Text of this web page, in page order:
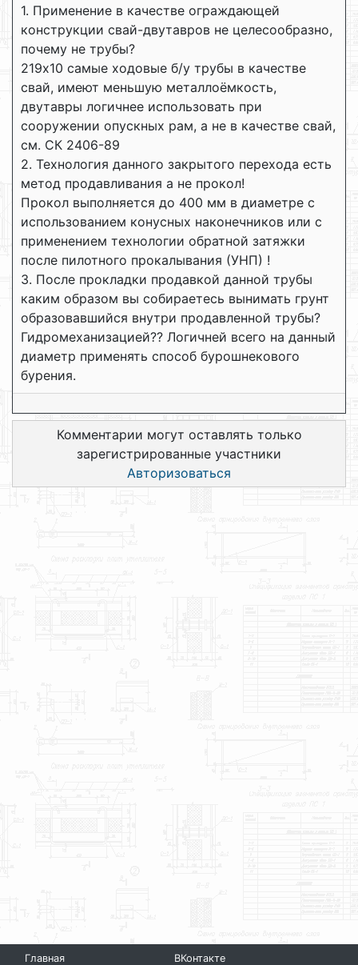
1. Применение в качестве ограждающей
конструкции свай-двутавров не целесообразно,
почему не трубы?
219х10 самые ходовые б/у трубы в качестве
свай, имеют меньшую металлоёмкость,
двутавры логичнее использовать при
сооружении опускных рам, а не в качестве свай,
см. СК 2406-89
2. Технология данного закрытого перехода есть
метод продавливания а не прокол!
Прокол выполняется до 400 мм в диаметре с
использованием конусных наконечников или с
применением технологии обратной затяжки
после пилотного прокалывания (УНП) !
3. После прокладки продавкой данной трубы
каким образом вы собираетесь вынимать грунт
образовавшийся внутри продавленной трубы?
Гидромеханизацией?? Логичней всего на данный
диаметр применять способ бурошнекового
бурения.
Комментарии могут оставлять только
зарегистрированные участники
Авторизоваться
Главная ВКонтакте